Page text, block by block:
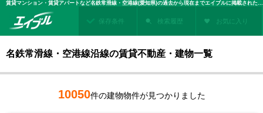
賃貸マンション・賃貸アパートなど名鉄常滑線・空港線(愛知県)の過去から現在までエイブルに掲載された賃貸住宅情報・建物情報を検索！不動産賃貸を探すなら、お部屋探しのエイブル
保存条件 検索履歴 お気に入り
名鉄常滑線・空港線沿線の賃貸不動産・建物一覧
10050件の建物物件が見つかりました